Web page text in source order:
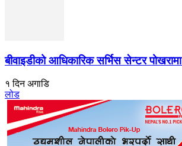
बीवाइडीको आधिकारिक सर्भिस सेन्टर
१ दिन अगाडि
लोड